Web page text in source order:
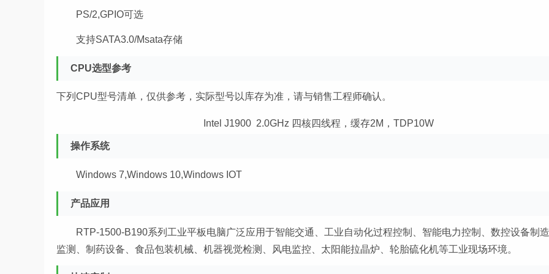
PS/2,GPIO可选
支持SATA3.0/Msata存储
CPU选型参考
下列CPU型号清单，仅供参考，实际型号以库存为准，请与销售工程师确认。
Intel J1900 2.0GHz 四核四线程，缓存2M，TDP10W
操作系统
Windows 7,Windows 10,Windows IOT
产品应用
RTP-1500-B190系列工业平板电脑广泛应用于智能交通、工业自动化过程控制、智能电力控制、数控设备制
监测、制药设备、食品包装机械、机器视觉检测、风电监控、太阳能拉晶炉、轮胎硫化机等工业现场环境。